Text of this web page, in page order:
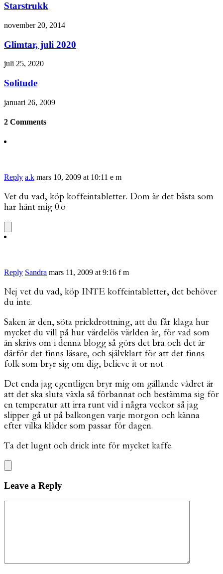
Starstrukk
november 20, 2014
Glimtar, juli 2020
juli 25, 2020
Solitude
januari 26, 2009
2 Comments
Reply a.k mars 10, 2009 at 10:11 e m
Vet du vad, köp koffeintabletter. Dom är det bästa som
har hänt mig 0.o
Reply Sandra mars 11, 2009 at 9:16 f m
Nej vet du vad, köp INTE koffeintabletter, det behöver
du inte.
Saken är den, söta prickdrottning, att du får klaga hur
mycket du vill på hur värdelös världen är, för vad som
än skrivs om i denna blogg så görs det bra och det är
därför det finns läsare, och självklart för att det finns
folk som bryr sig om dig, believe it or not.
Det enda jag egentligen bryr mig om gällande vädret är
att det ska sluta växla så förbannat och bestämma sig för
en temperatur att irra runt vid i några veckor så jag
slipper gå ut på balkongen varje morgon och känna
efter vilka kläder som passar för dagen.
Ta det lugnt och drick inte för mycket kaffe.
Leave a Reply